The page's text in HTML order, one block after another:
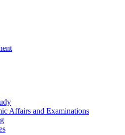
Affairs and Examinations